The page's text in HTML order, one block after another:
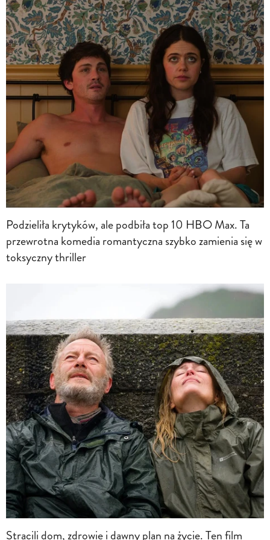
Podzieliła krytyków, ale podbiła top 10 HBO Max. Ta
przewrotna komedia romantyczna szybko zamienia się w
toksyczny thriller
Stracili dom, zdrowie i dawny plan na życie. Ten film